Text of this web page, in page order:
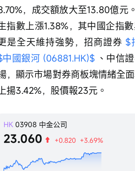
，成交額放大至13.80億元
指數上漲1.38%，其中國企指
是全天維持強勢，招商證券 $
中國銀河 (06881.HK)$ 、中信
，顯示市場對券商板塊情緒全
揚3.42%，股價報23元。
HK 03908 中金公司
23.060 +0.820 +3.69%